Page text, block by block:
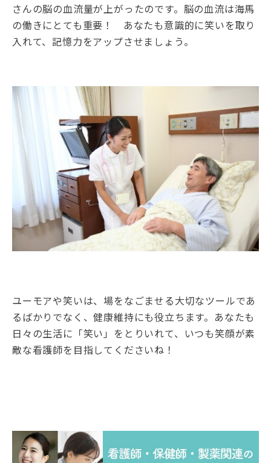
さんの脳の血流量が上がったのです。脳の血流は海馬
の働きにとても重要！ あなたも意識的に笑いを取り
入れて、記憶力をアップさせましょう。
ユーモアや笑いは、場をなごませる大切なツールであ
るばかりでなく、健康維持にも役立ちます。あなたも
日々の生活に「笑い」をとりいれて、いつも笑顔が素
敵な看護師を目指してくださいね！